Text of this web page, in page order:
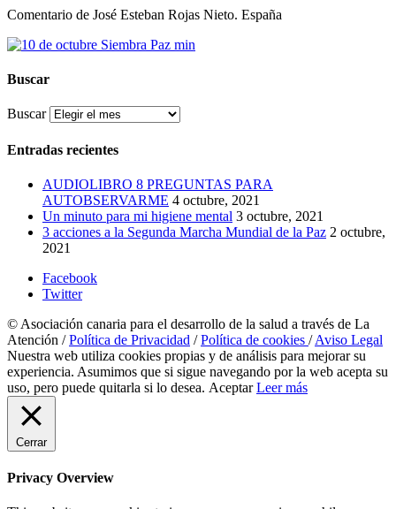
Comentario de José Esteban Rojas Nieto. España
Buscar
Buscar
Entradas recientes
AUDIOLIBRO 8 PREGUNTAS PARA
AUTOBSERVARME 4 octubre, 2021
Un minuto para mi higiene mental 3 octubre, 2021
3 acciones a la Segunda Marcha Mundial de la Paz 2 octubre,
2021
Facebook
Twitter
© Asociación canaria para el desarrollo de la salud a través de La
Atención /Política de Privacidad /Política de cookies /Aviso Legal
Nuestra web utiliza cookies propias y de análisis para mejorar su
experiencia. Asumimos que si sigue navegando por la web acepta su
uso, pero puede quitarla si lo desea. Aceptar Leer más
Cerrar
Privacy Overview